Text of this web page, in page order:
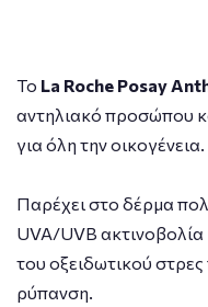
Το La Roche Posay
αντηλιακό προσώπου
για όλη την οικογένεια.
Παρέχει στο δέρμα
UVA/UVB
του οξειδωτικού
ρύπανση.